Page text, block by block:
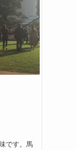
です。馬